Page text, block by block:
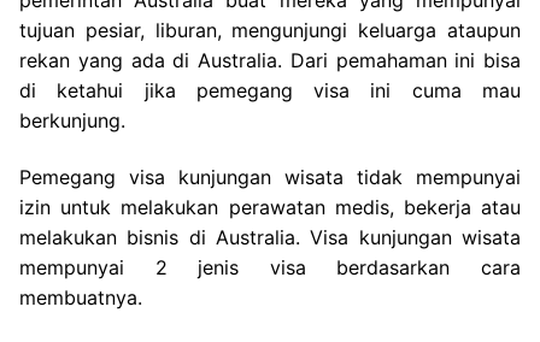
tujuan pesiar, liburan, mengunjungi keluarga ataupun
rekan yang ada di Australia. Dari pemahaman ini bisa
di ketahui jika pemegang visa ini cuma mau
berkunjung.
Pemegang visa kunjungan wisata tidak mempunyai
izin untuk melakukan perawatan medis, bekerja atau
melakukan bisnis di Australia. Visa kunjungan wisata
mempunyai 2 jenis visa berdasarkan cara
membuatnya.